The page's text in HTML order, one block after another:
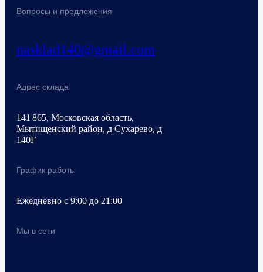
Вопросы и предложения
nasklad140@gmail.com
Адрес склада
141 865, Московская область,
Мытищенский район, д Сухарево, д
140Г
График работы
Ежедневно с 9:00 до 21:00
Мы в сети